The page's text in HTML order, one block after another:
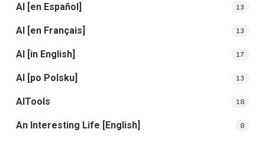
AI [en Español] 13
AI [en Français] 13
AI [in English] 17
AI [po Polsku] 13
AITools 18
An Interesting Life [English] 8